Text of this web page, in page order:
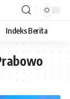
Indeks Berita